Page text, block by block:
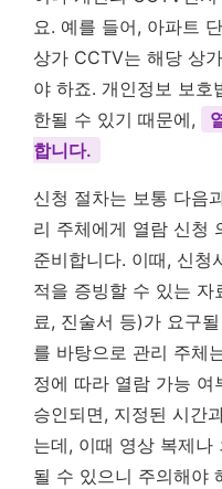
요. 예를 들어, 아파트
상가 CCTV는 해당 상
야 하죠. 개인정보 보호
한될 수 있기 때문에,
합니다.
신청 절차는 보통 다음
리 주체에게 열람 신청
준비합니다. 이때, 신청
적을 증빙할 수 있는
료, 진술서 등)가 요구
를 바탕으로 관리 주체
정에 따라 열람 가능 여
승인되면, 지정된 시간
는데, 이때 영상 복제나
될 수 있으니 주의해야